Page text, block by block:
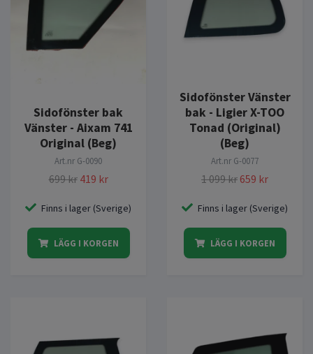
Sidofönster bak
Vänster - Aixam 741
Original (Beg)
Art.nr G-0090
699 kr 419 kr
Finns i lager (Sverige)
LÄGG I KORGEN
Sidofönster Vänster
bak - Ligier X-TOO
Tonad (Original)
(Beg)
Art.nr G-0077
1 099 kr 659 kr
Finns i lager (Sverige)
LÄGG I KORGEN